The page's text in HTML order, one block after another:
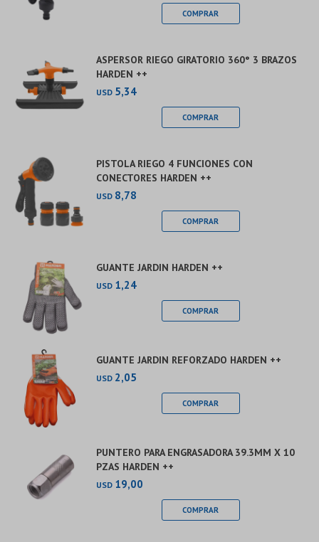
ASPERSOR RIEGO GIRATORIO 360° 3 BRAZOS
HARDEN ++
USD 5,34
PISTOLA RIEGO 4 FUNCIONES CON
CONECTORES HARDEN ++
USD 8,78
GUANTE JARDIN HARDEN ++
USD 1,24
GUANTE JARDIN REFORZADO HARDEN ++
USD 2,05
PUNTERO PARA ENGRASADORA 39.3MM X 10
PZAS HARDEN ++
USD 19,00